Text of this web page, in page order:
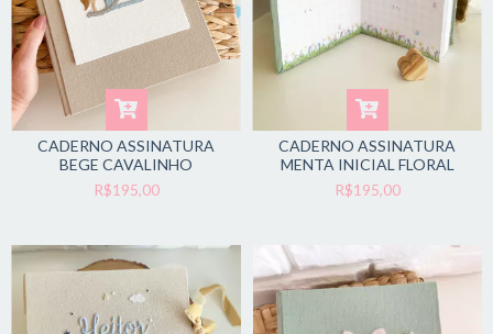
CADERNO ASSINATURA
BEGE CAVALINHO
R$195,00
CADERNO ASSINATURA
MENTA INICIAL FLORAL
R$195,00